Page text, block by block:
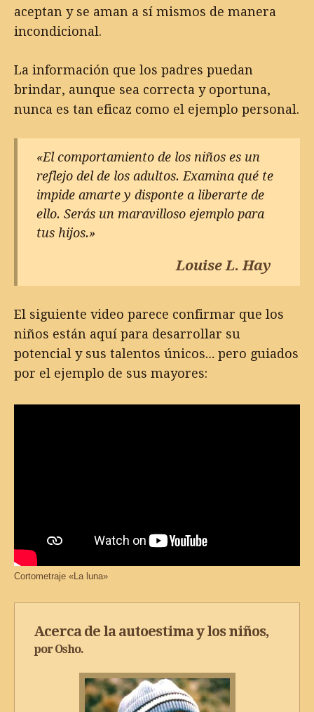
aceptan y se aman a sí mismos de manera
incondicional.
La información que los padres puedan
brindar, aunque sea correcta y oportuna,
nunca es tan eficaz como el ejemplo personal.
«El comportamiento de los niños es un
reflejo del de los adultos. Examina qué te
impide amarte y disponte a liberarte de
ello. Serás un maravilloso ejemplo para
tus hijos.»
Louise L. Hay
El siguiente video parece confirmar que los
niños están aquí para desarrollar su
potencial y sus talentos únicos… pero guiados
por el ejemplo de sus mayores:
Cortometraje «La luna»
Acerca de la autoestima y los niños,
porOsho.